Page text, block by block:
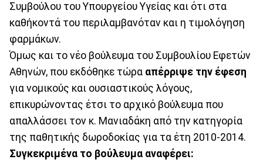
Συμβούλου του Υπουργείου Υγείας και ότι στα
καθήκοντά του περιλαμβανόταν και η τιμολόγηση
φαρμάκων.
Όμως και το νέο βούλευμα του Συμβουλίου Εφετών
Αθηνών, που εκδόθηκε τώρα απέρριψε την έφεση
για νομικούς και ουσιαστικούς λόγους,
επικυρώνοντας έτσι το αρχικό βούλευμα που
απαλλάσσει τον κ. Μανιαδάκη από την κατηγορία
της παθητικής δωροδοκίας για τα έτη 2010-2014.
Συγκεκριμένα το βούλευμα αναφέρει: